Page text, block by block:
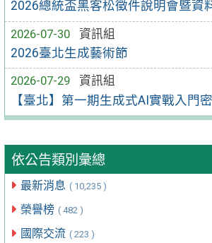
2026總統盃黑客松徵件說明會暨資
2026-07-30
資訊組
2026臺北生成藝術節
2026-07-29
資訊組
【臺北】第一期生成式AI實戰入門
依公告類別彙總
最新消息 ( 10,235 )
榮譽榜 ( 482 )
國際交流 ( 223 )